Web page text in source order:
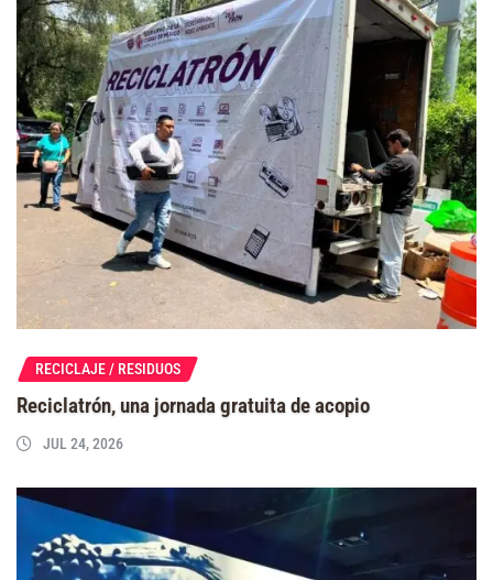
RECICLAJE / RESIDUOS
Reciclatrón, una jornada gratuita de acopio
JUL 24, 2026